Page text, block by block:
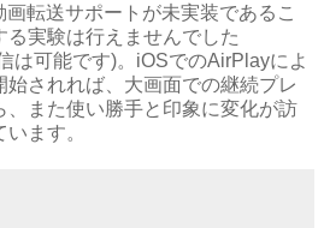
転送サポートが未実装であるこ
る実験は行えませんでした
は可能です)。iOSでのAirPlayによ
始されれば、大画面での継続プレ
、また使い勝手と印象に変化が訪
ます。